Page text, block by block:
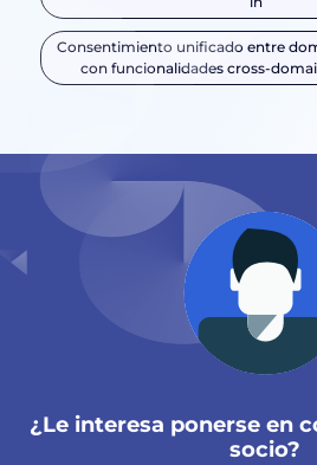
Consentimiento unificado entre
con funcionalidades cross-
¿Le interesa ponerse en
socio?